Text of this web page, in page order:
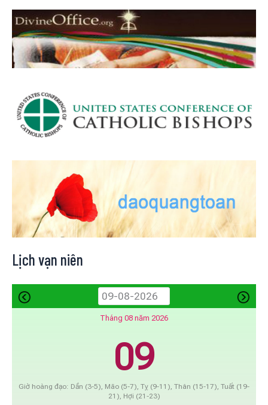
Lịch vạn niên
Tháng 08 năm 2026
09
Giờ hoàng đạo: Dần (3-5), Mão (5-7), Tỵ (9-11), Thân (15-17), Tuất (19-
21), Hợi (21-23)